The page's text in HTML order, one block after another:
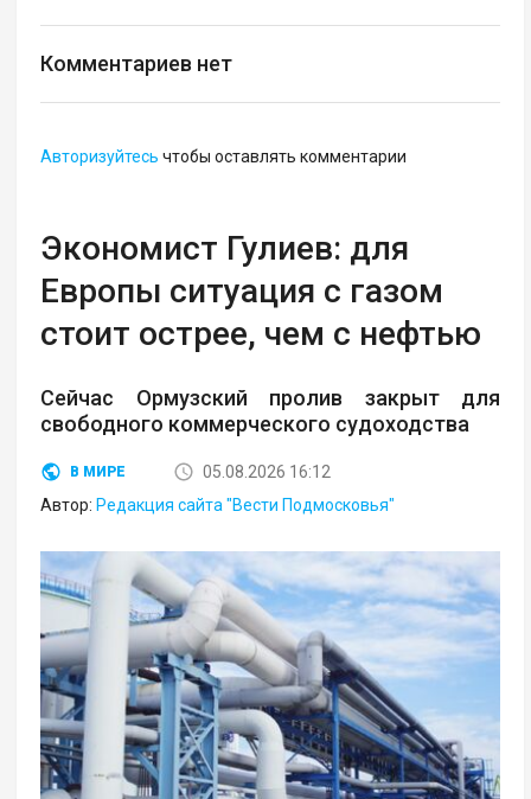
Комментариев нет
Авторизуйтесь чтобы оставлять комментарии
Экономист Гулиев: для
Европы ситуация с газом
стоит острее, чем с нефтью
Сейчас Ормузский пролив закрыт для
свободного коммерческого судоходства
В МИРЕ
05.08.2026 16:12
Автор: Редакция сайта "Вести Подмосковья"